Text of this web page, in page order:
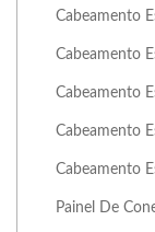
Cabeamento
Cabeamento
Cabeamento
Cabeamento
Cabeamento
Painel De